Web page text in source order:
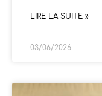
LIRE LA SUITE »
03/06/2026